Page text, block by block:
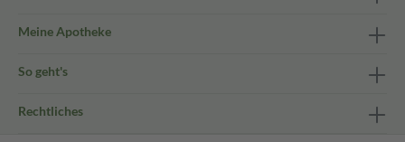
Meine Apotheke
So geht's
Rechtliches